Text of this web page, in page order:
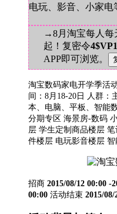
电玩、影音、小家电
→8月淘宝每人每
起！复密令
APP即可浏览。
淘宝数码家电开学季活
间：8月18-20日 人群：
本、电脑、平板、智能
分期专区 海景房-数码
层 学生定制商品楼层
件楼层 电玩影音楼层
招商 2015/08/12 00:00 -
00:00 活动结束 2015/08/